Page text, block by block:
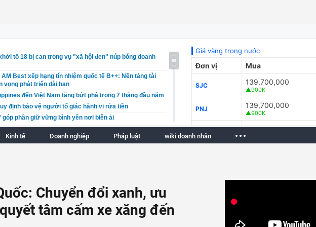
tố 18 bị can trong vụ "xã hội đen" núp bóng doanh
Best xếp hạng tín nhiệm quốc tế B++: Nền tảng tài
vọng phát triển dài hạn
đến Việt Nam tăng bứt phá trong 7 tháng đầu năm
định bảo vệ người tố giác hành vi rửa tiền
góp phần giữ vững bình yên nơi biên ải
tù nhóm đối tượng làm, tàng trữ tiền giả ở Cà Mau
tới thành trung tâm dược liệu lớn của cả nước
10 cả nước về giải ngân vốn đầu tư công 7 tháng đầu
5 nhiệm vụ trọng tâm để hiện thực hóa Quy hoạch
Kinh tế Doanh nghiệp Pháp luật wiki doanh nhân
Chuyển đổi xanh, ưu
tâm cấm xe xăng đến